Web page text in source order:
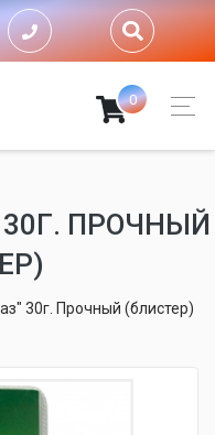
0
ПРОЧНЫЙ
30г. Прочный (блистер)